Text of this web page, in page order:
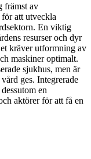
främst av
att utveckla
En viktig
resurser och dyr
kräver utformning av
maskiner optimalt.
sjukhus, men är
ges. Integrerade
en
aktörer för att få en